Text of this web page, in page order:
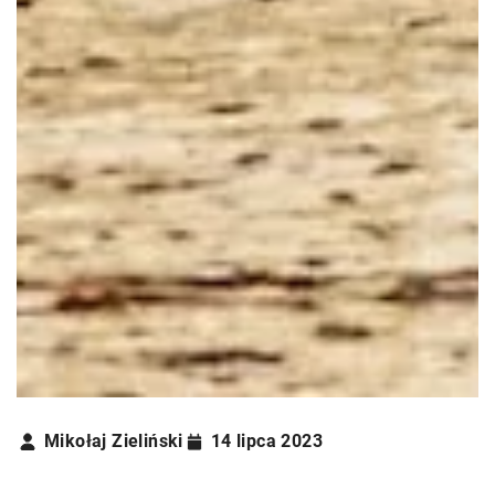
Mikołaj Zieliński 14 lipca 2023